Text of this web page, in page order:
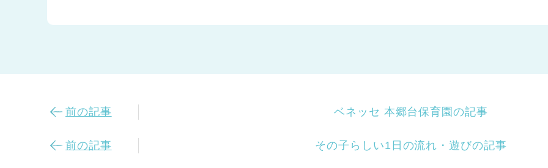
前の記事 ベネッセ 本郷台保育園の記事
前の記事 その子らしい1日の流れ・遊びの記事